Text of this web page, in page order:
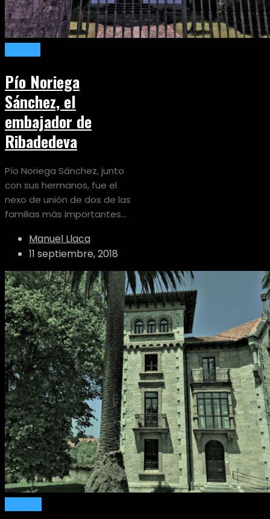
Pío Noriega
Sánchez, el
embajador de
Ribadedeva
Pío Noriega Sánchez, junto
con sus hermanos, fue el
nexo de unión de dos de las
familias más importantes...
Manuel Llaca
11 septiembre, 2018